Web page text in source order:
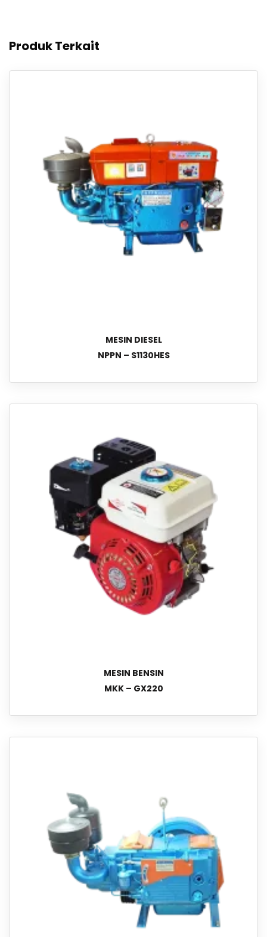
Produk Terkait
MESIN DIESEL
NPPN – S1130HES
MESIN BENSIN
MKK – GX220